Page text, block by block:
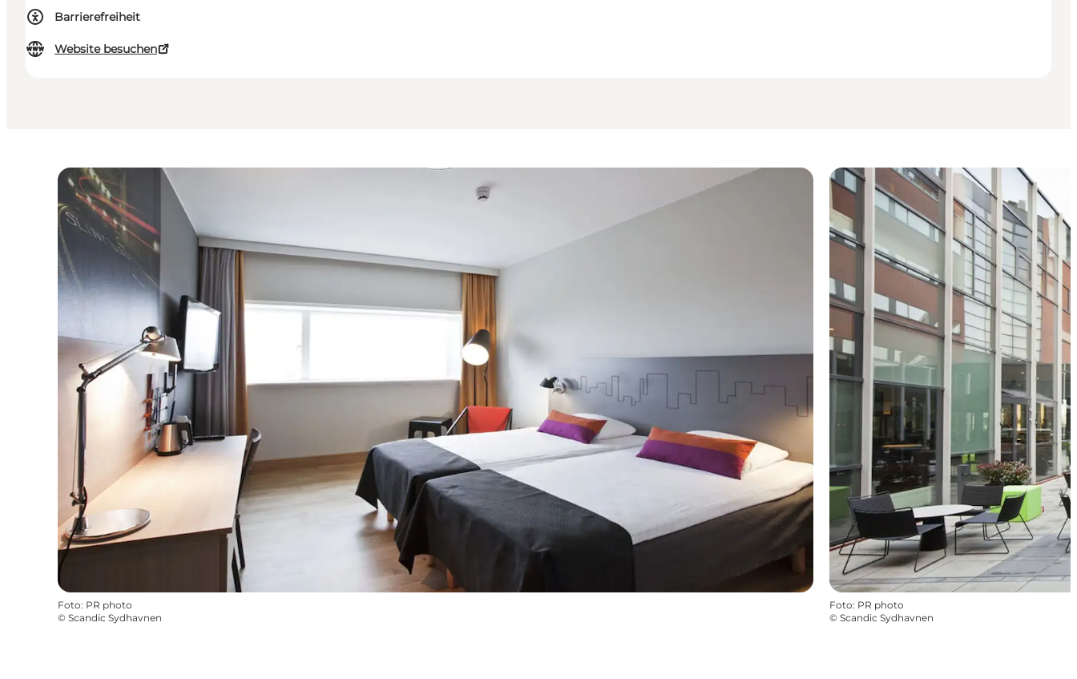
Barrierefreiheit
Website besuchen
Foto: PR photo
© Scandic Sydhavnen
Foto: PR photo
© Scandic Sydhavnen